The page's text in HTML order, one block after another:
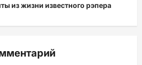
из жизни известного рэпера